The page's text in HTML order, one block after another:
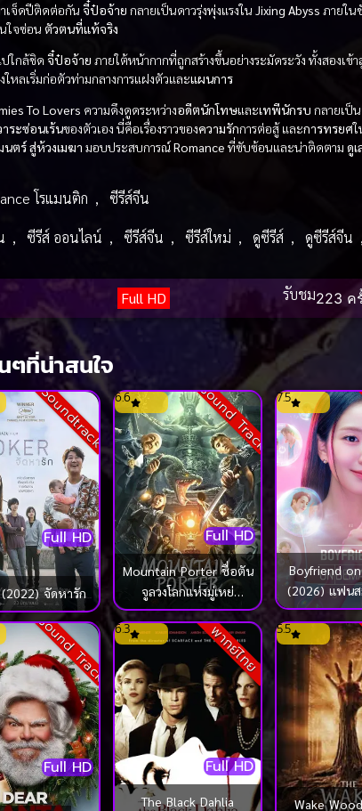
เจ็ดปีติดต่อกัน จี๋ป๋อจ้าย กลายเป็นดาวรุ่งพุ่งแรงใน Jixing Abyss ภายใน
ใจซ่อน ตัวตนที่แท้จริง
ปใกล้ชิด จี๋ป๋อจ้าย ภายใต้หน้ากากที่ถูกสร้างขึ้นอย่างระมัดระวัง ทั้งสองเข้า
หลเริ่มก่อตัวท่ามกลางการแฝงตัวและแผนการ
To Lovers ความดึงดูดระหว่างอดีตนักโทษและเทพีนักรบ กลายเป็
าระซ่อนเร้นของตัวเอง นี่คือเรื่องราวของความรักการต่อสู้ และการทรยศใ
นตร์สู่ห้วงเมฆา มอบประสบการณ์Romance ที่ซับซ้อนและน่าติดตาม ดูเ
โรแมนติก , ซีรีส์จีน
, ซีรีส์ ออนไลน์ , ซีรีส์จีน , ซีรีส์ใหม่ , ดูซีรีส์ , ดูซีรีส์จีน ,
Full HD รับชม223 ค
ๆที่น่าสนใจ
Soundtrack
Full HD
จัดหารัก
Sound Track
Full HD
6.6
Mountain Porter ชื่อตัน
จูลวงโลกแห่งมู่เหย่
(2022)
7.5
Boyfriend
(2026) แฟนส
รัก
Sound Track
Full HD
พากย์ไทย
Full HD
6.3
The Black Dahlia
5.5
Wake